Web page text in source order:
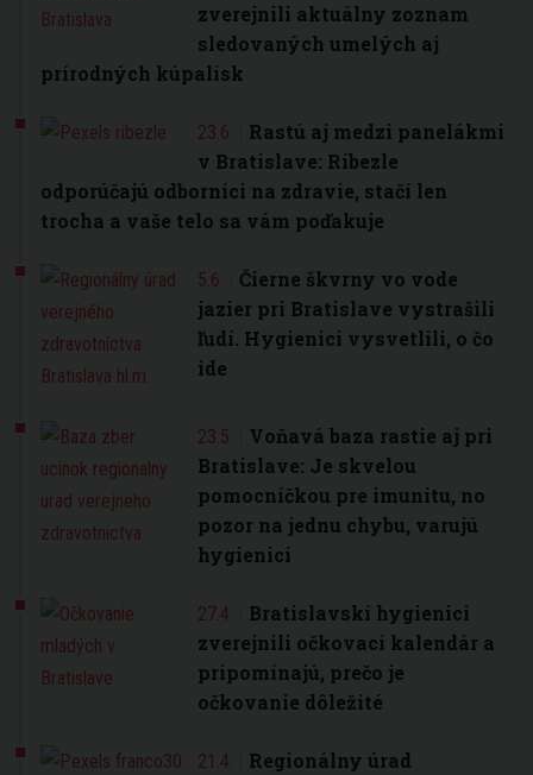
zverejnili aktuálny zoznam
sledovaných umelých aj
prírodných kúpalísk
23.6.
Rastú aj medzi panelákmi
v Bratislave: Ríbezle
odporúčajú odborníci na zdravie, stačí len
trocha a vaše telo sa vám poďakuje
5.6.
Čierne škvrny vo vode
jazier pri Bratislave vystrašili
ľudí. Hygienici vysvetlili, o čo
ide
23.5.
Voňavá baza rastie aj pri
Bratislave: Je skvelou
pomocníčkou pre imunitu, no
pozor na jednu chybu, varujú
hygienici
27.4.
Bratislavskí hygienici
zverejnili očkovací kalendár a
pripomínajú, prečo je
očkovanie dôležité
21.4.
Regionálny úrad